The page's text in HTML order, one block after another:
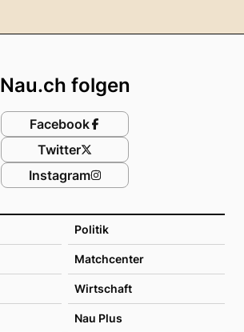
Politik
Matchcenter
Wirtschaft
Nau Plus
Nau.ch folgen
Facebook
Twitter
Instagram